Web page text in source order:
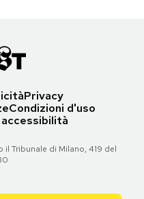
Privacy
Condizioni d'uso
il Tribunale di Milano, 419 del